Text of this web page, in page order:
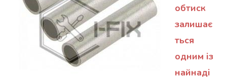
обтиск
залишає
ться
одним із
найнаді